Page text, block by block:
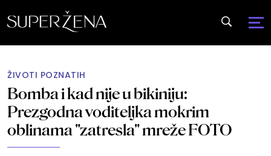
ŽIVOTI POZNATIH
Bomba i kad nije u bikiniju:
Prezgodna voditeljka mokrim
oblinama "zatresla" mreže FOTO